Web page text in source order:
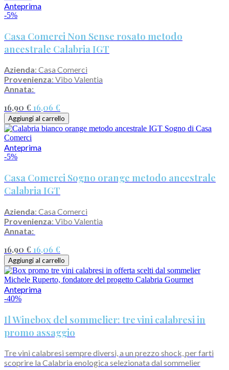
Anteprima
-5%
Casa Comerci Non Sense rosato metodo
ancestrale Calabria IGT
Azienda: Casa Comerci
Provenienza: Vibo Valentia
Annata:
16,90 € 16,06 €
Aggiungi al carrello
Anteprima
-5%
Casa Comerci Sogno orange metodo ancestrale
Calabria IGT
Azienda: Casa Comerci
Provenienza: Vibo Valentia
Annata:
16,90 € 16,06 €
Aggiungi al carrello
Anteprima
-40%
Il Winebox del sommelier: tre vini calabresi in
promo assaggio
Tre vini calabresi sempre diversi, a un prezzo shock, per farti
scoprire la Calabria enologica selezionata dal sommelier